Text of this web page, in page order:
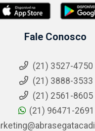
Fale Conosco
(21) 3527-4750
(21) 3888-3533
(21) 2561-8605
(21) 96471-2691